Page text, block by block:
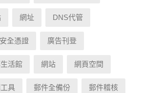
網址 DNS代管
全憑證 廣告刊登
活館 網站 網頁空間
具 郵件全備份 郵件稽核